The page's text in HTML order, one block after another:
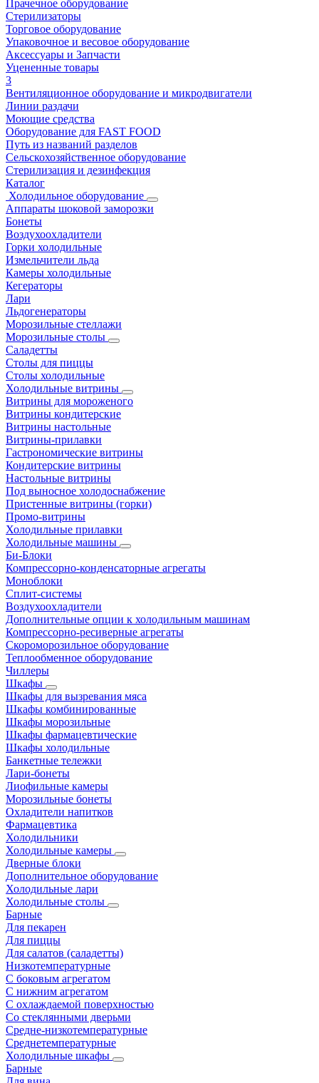
Прачечное оборудование
Стерилизаторы
Торговое оборудование
Упаковочное и весовое оборудование
Аксессуары и Запчасти
Уцененные товары
3
Вентиляционное оборудование и микродвигатели
Линии раздачи
Моющие средства
Оборудование для FAST FOOD
Путь из названий разделов
Сельскохозяйственное оборудование
Стерилизация и дезинфекция
Каталог
Холодильное оборудование
Аппараты шоковой заморозки
Бонеты
Воздухоохладители
Горки холодильные
Измельчители льда
Камеры холодильные
Кегераторы
Лари
Льдогенераторы
Морозильные стеллажи
Морозильные столы
Саладетты
Столы для пиццы
Столы холодильные
Холодильные витрины
Витрины для мороженого
Витрины кондитерские
Витрины настольные
Витрины-прилавки
Гастрономические витрины
Кондитерские витрины
Настольные витрины
Под выносное холодоснабжение
Пристенные витрины (горки)
Промо-витрины
Холодильные прилавки
Холодильные машины
Би-Блоки
Компрессорно-конденсаторные агрегаты
Моноблоки
Сплит-системы
Воздухоохладители
Дополнительные опции к холодильным машинам
Компрессорно-ресиверные агрегаты
Скороморозильное оборудование
Теплообменное оборудование
Чиллеры
Шкафы
Шкафы для вызревания мяса
Шкафы комбинированные
Шкафы морозильные
Шкафы фармацевтические
Шкафы холодильные
Банкетные тележки
Лари-бонеты
Лиофильные камеры
Морозильные бонеты
Охладители напитков
Фармацевтика
Холодильники
Холодильные камеры
Дверные блоки
Дополнительное оборудование
Холодильные лари
Холодильные столы
Барные
Для пекарен
Для пиццы
Для салатов (саладетты)
Низкотемпературные
С боковым агрегатом
С нижним агрегатом
С охлаждаемой поверхностью
Со стеклянными дверьми
Средне-низкотемпературные
Среднетемпературные
Холодильные шкафы
Барные